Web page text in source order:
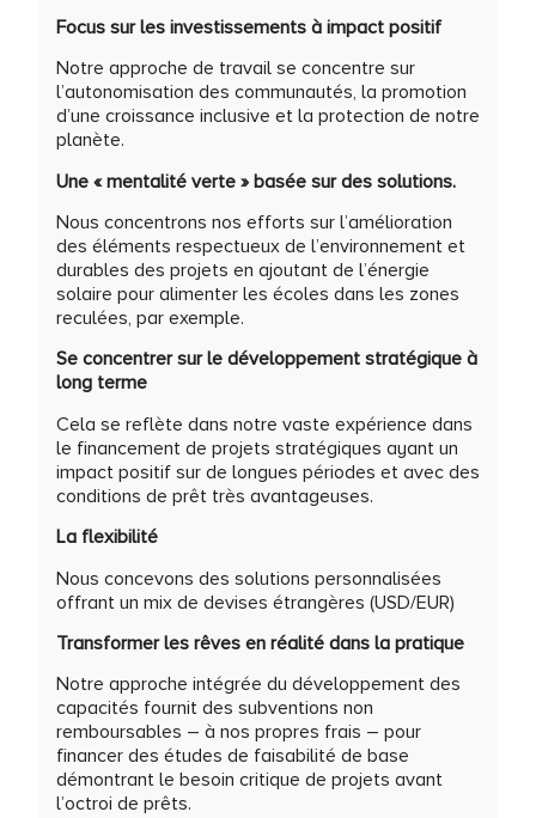
Focus sur les investissements à impact positif
Notre approche de travail se concentre sur
l’autonomisation des communautés, la promotion
d’une croissance inclusive et la protection de notre
planète.
Une « mentalité verte » basée sur des solutions.
Nous concentrons nos efforts sur l’amélioration
des éléments respectueux de l’environnement et
durables des projets en ajoutant de l’énergie
solaire pour alimenter les écoles dans les zones
reculées, par exemple.
Se concentrer sur le développement stratégique à
long terme
Cela se reflète dans notre vaste expérience dans
le financement de projets stratégiques ayant un
impact positif sur de longues périodes et avec des
conditions de prêt très avantageuses.
La flexibilité
Nous concevons des solutions personnalisées
offrant un mix de devises étrangères (USD/EUR)
Transformer les rêves en réalité dans la pratique
Notre approche intégrée du développement des
capacités fournit des subventions non
remboursables – à nos propres frais – pour
financer des études de faisabilité de base
démontrant le besoin critique de projets avant
l’octroi de prêts.